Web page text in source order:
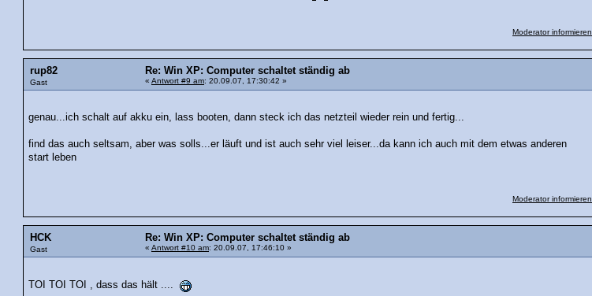
Moderator informieren
rup82
Gast
Re: Win XP: Computer schaltet ständig ab
« Antwort #9 am: 20.09.07, 17:30:42 »
genau...ich schalt auf akku ein, lass booten, dann steck ich das netzteil wieder rein und fertig...
find das auch seltsam, aber was solls...er läuft und ist auch sehr viel leiser...da kann ich auch mit dem etwas anderen
start leben
Moderator informieren
HCK
Gast
Re: Win XP: Computer schaltet ständig ab
« Antwort #10 am: 20.09.07, 17:46:10 »
TOI TOI TOI , dass das hält ....